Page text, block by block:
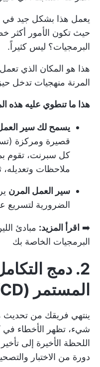
يعمل هذا بشكل جيد في
حيث تكون الأمور أكثر
البرمجيات؟ ليس كثيراً.
هذا هو المكان الذي
المرنة منهجيات تدخل حيز
هذا ما تنطوي عليه هذه
يسمح لك سير
قصيرة ومركزة
كل سبرنت، تقوم
ملاحظات
سير العمل المرن
الضرورية لتسريع
➡️ اقرأ المزيد: مبادئ
البرمجيات الخاصة بك
2. دمج
المستمر (CI/CD)
ينتهي فريقك من تحديث
شيء، تظهر الأخطاء في
اللحظة الأخيرة إلى
دورة من الاختبار